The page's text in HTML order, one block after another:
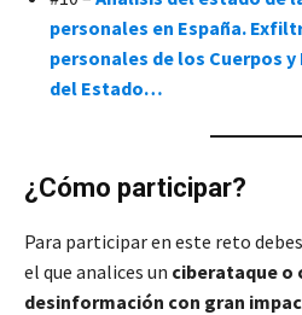
personales en España.
personales de los Cuerpos y
del Estado…
¿Cómo participar?
Para participar en este reto
el que analices un ciberataque o
desinformación con gran